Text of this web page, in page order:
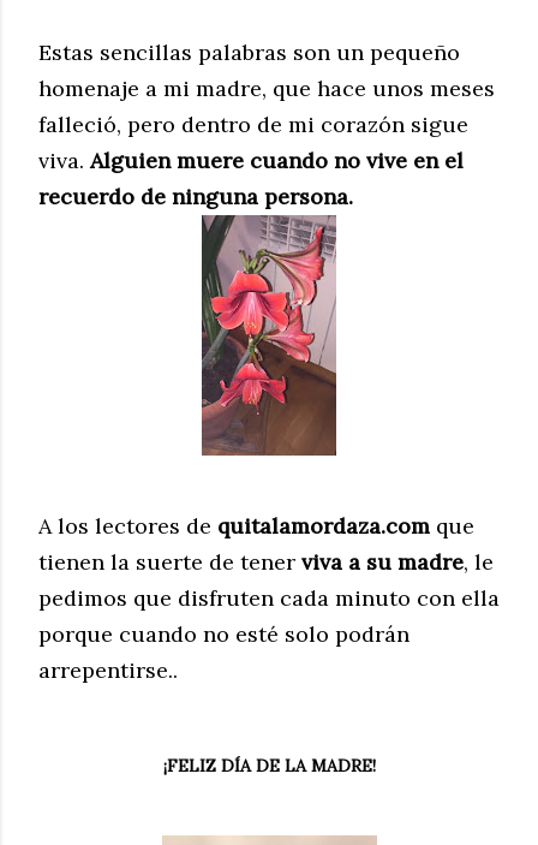
Estas sencillas palabras son un pequeño
homenaje a mi madre, que hace unos meses
falleció, pero dentro de mi corazón sigue
viva. Alguien muere cuando no vive en el
recuerdo de ninguna persona.
A los lectores de quitalamordaza.com que
tienen la suerte de tener viva a su madre, le
pedimos que disfruten cada minuto con ella
porque cuando no esté solo podrán
arrepentirse..
¡FELIZ DÍA DE LA MADRE!